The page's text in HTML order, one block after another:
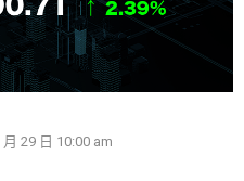
29 日 10:00 am